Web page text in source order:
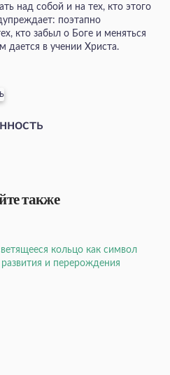
над собой и на тех, кто этого
поэтапно
кто забыл о Боге и меняться
дается в учении Христа.
также